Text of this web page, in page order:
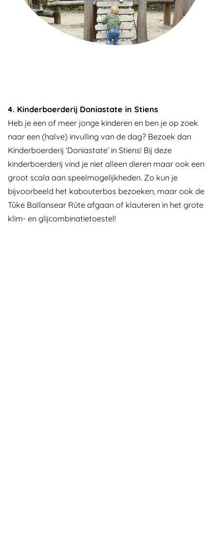
4. Kinderboerderij Doniastate in Stiens
Heb je een of meer jonge kinderen en ben je op zoek
naar een (halve) invulling van de dag? Bezoek dan
Kinderboerderij ‘Doniastate’ in Stiens! Bij deze
kinderboerderij vind je niet alleen dieren maar ook een
groot scala aan speelmogelijkheden. Zo kun je
bijvoorbeeld het kabouterbos bezoeken, maar ook de
Tûke Ballansear Rûte afgaan of klauteren in het grote
klim- en glijcombinatietoestel!